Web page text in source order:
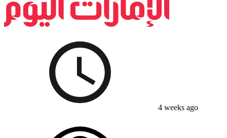
4 weeks ago